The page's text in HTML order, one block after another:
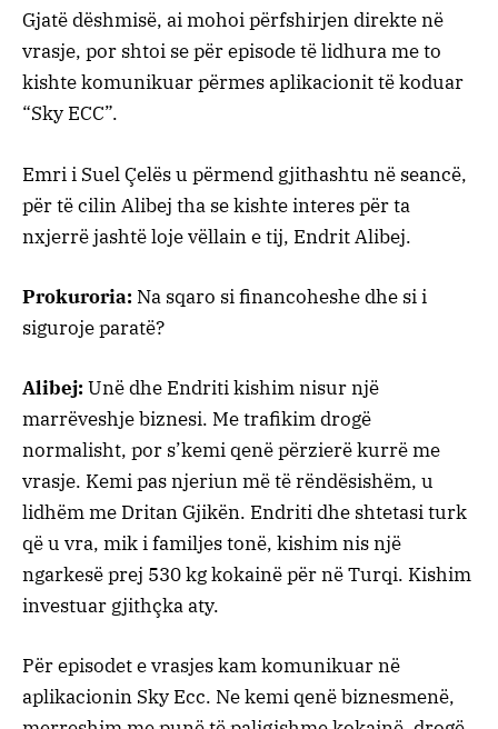
Gjatë dëshmisë, ai mohoi përfshirjen direkte në
vrasje, por shtoi se për episode të lidhura me to
kishte komunikuar përmes aplikacionit të koduar
“Sky ECC”.
Emri i Suel Çelës u përmend gjithashtu në seancë,
për të cilin Alibej tha se kishte interes për ta
nxjerrë jashtë loje vëllain e tij, Endrit Alibej.
Prokuroria: Na sqaro si financoheshe dhe si i
siguroje paratë?
Alibej: Unë dhe Endriti kishim nisur një
marrëveshje biznesi. Me trafikim drogë
normalisht, por s’kemi qenë përzierë kurrë me
vrasje. Kemi pas njeriun më të rëndësishëm, u
lidhëm me Dritan Gjikën. Endriti dhe shtetasi turk
që u vra, mik i familjes tonë, kishim nis një
ngarkesë prej 530 kg kokainë për në Turqi. Kishim
investuar gjithçka aty.
Për episodet e vrasjes kam komunikuar në
aplikacionin Sky Ecc. Ne kemi qenë biznesmenë,